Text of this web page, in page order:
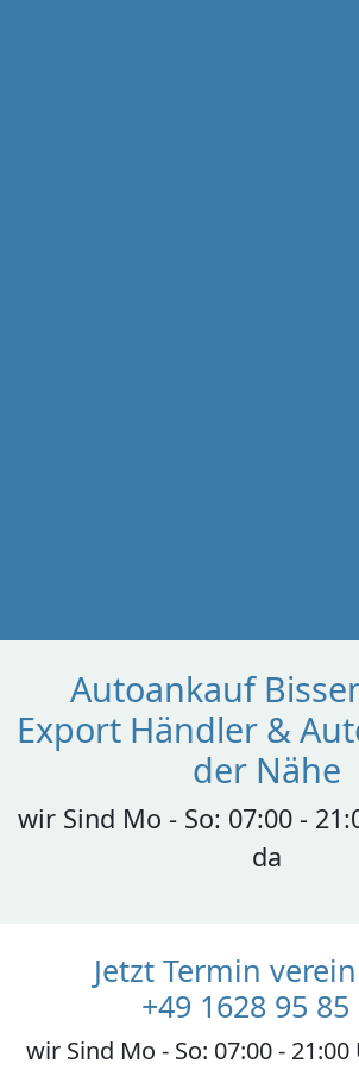
Autoankauf
Export Händler &
der Nähe
wir Sind Mo - So: 07:00 -
da
Jetzt Termin
+49 1628 95 85
wir Sind Mo - So: 07:00 -